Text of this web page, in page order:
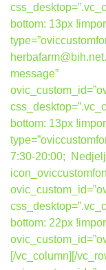
bottom: 13px
message”
bottom: 13px
7:30-20:00;
bottom: 22px
[/vc_column][/